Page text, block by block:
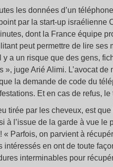
les données d’un
par la start-up israélienne
dont la France équipe
peut permettre de lire ses
y a un risque que des gens,
», juge Arié Alimi. L’avocat
la demande de code du
Et en cas de refus,
tirée par les cheveux, est
à l’issue de la garde à vue le
Parfois, on parvient à
intéressés en ont de toute
interminables pour